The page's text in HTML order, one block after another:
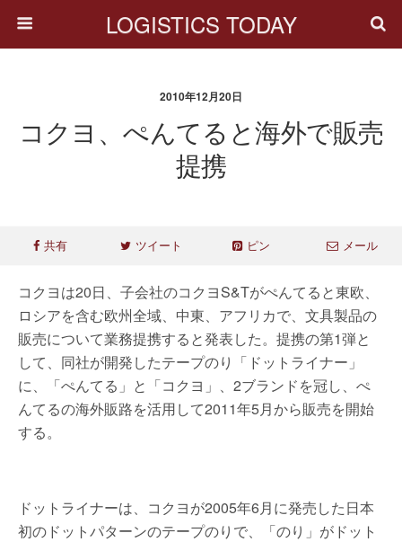
LOGISTICS TODAY
2010年12月20日
コクヨ、ぺんてると海外で販売
提携
共有 ツイート ピン メール
コクヨは20日、子会社のコクヨS&Tがぺんてると東欧、
ロシアを含む欧州全域、中東、アフリカで、文具製品の
販売について業務提携すると発表した。提携の第1弾と
して、同社が開発したテープのり「ドットライナー」
に、「ぺんてる」と「コクヨ」、2ブランドを冠し、ぺ
んてるの海外販路を活用して2011年5月から販売を開始
する。
ドットライナーは、コクヨが2005年6月に発売した日本
初のドットパターンのテープのりで、「のり」がドット